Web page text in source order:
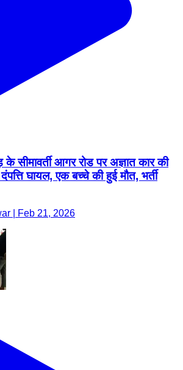
के सीमावर्ती आगर रोड पर अज्ञात कार की
घायल, एक बच्चे की हुई मौत, भर्ती
| Feb 21, 2026